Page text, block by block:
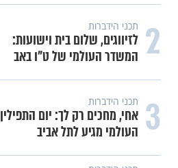
2 תכני הידברות
לזיווגים, שלום בית וישועות:
המשדר העולמי של ט"ו באב
3 תכני הידברות
אחי, מחכים רק לך: יום התפילין
העולמי מגיע לתל אביב